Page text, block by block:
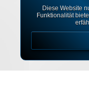
Diese Website
Funktionalität